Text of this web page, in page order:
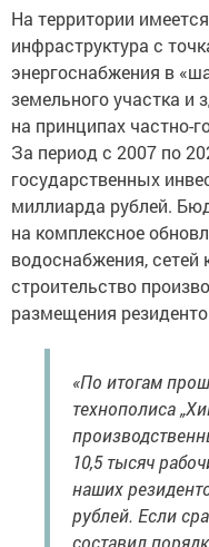
На территории
инфраструктура с
энергоснабжения в
земельного участка и
на принципах частно-
За период с 2007 по
государственных
миллиарда рублей.
на комплексное
водоснабжения, сетей
строительство
размещения
«По итогам
технополиса
10,5 тысяч
наших
рублей. Если
составил